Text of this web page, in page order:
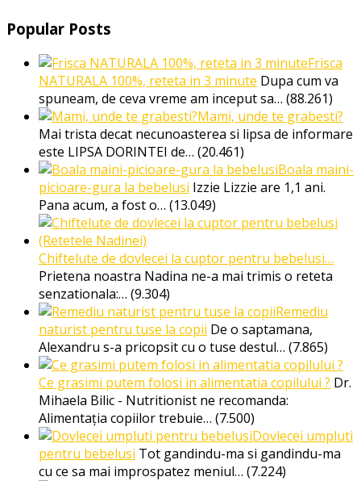
Popular Posts
Frisca
NATURALA 100%, reteta in 3 minute Dupa cum va
spuneam, de ceva vreme am inceput sa… (88.261)
Mami, unde te grabesti?
Mai trista decat necunoasterea si lipsa de informare
este LIPSA DORINTEI de… (20.461)
Boala maini-
picioare-gura la bebelusi Izzie Lizzie are 1,1 ani.
Pana acum, a fost o… (13.049)
Chiftelute de dovlecei la cuptor pentru bebelusi…
Prietena noastra Nadina ne-a mai trimis o reteta
senzationala:… (9.304)
Remediu
naturist pentru tuse la copii De o saptamana,
Alexandru s-a pricopsit cu o tuse destul… (7.865)
Ce grasimi putem folosi in alimentatia copilului ? Dr.
Mihaela Bilic - Nutritionist ne recomanda:
Alimentația copiilor trebuie… (7.500)
Dovlecei umpluti
pentru bebelusi Tot gandindu-ma si gandindu-ma
cu ce sa mai improspatez meniul… (7.224)